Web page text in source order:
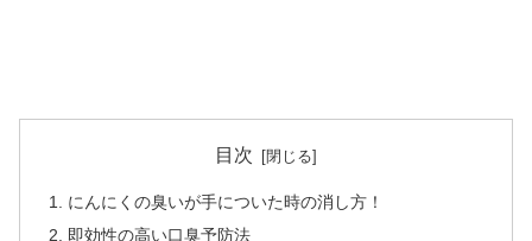
目次
にんにくの臭いが手についた時の消し方！
即効性の高い口臭予防法